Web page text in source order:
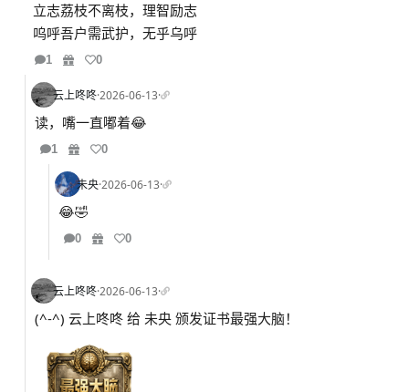
立志荔枝不离枝，理智励志
呜呼吾户需武护，无乎乌呼
1 0
云上咚咚·2026-06-13·
读，嘴一直嘟着😂
1 0
未央·2026-06-13·
😂🤣
0 0
云上咚咚·2026-06-13·
(^-^) 云上咚咚 给 未央 颁发证书最强大脑！